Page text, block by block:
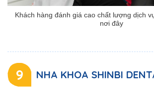
Khách hàng đánh giá cao chất lượng dịch
nơi đây
9 NHA KHOA SHINBI